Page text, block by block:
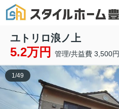
ユトリロ浪ノ上
5.2万円 管理/共益費 3,500円
1/49